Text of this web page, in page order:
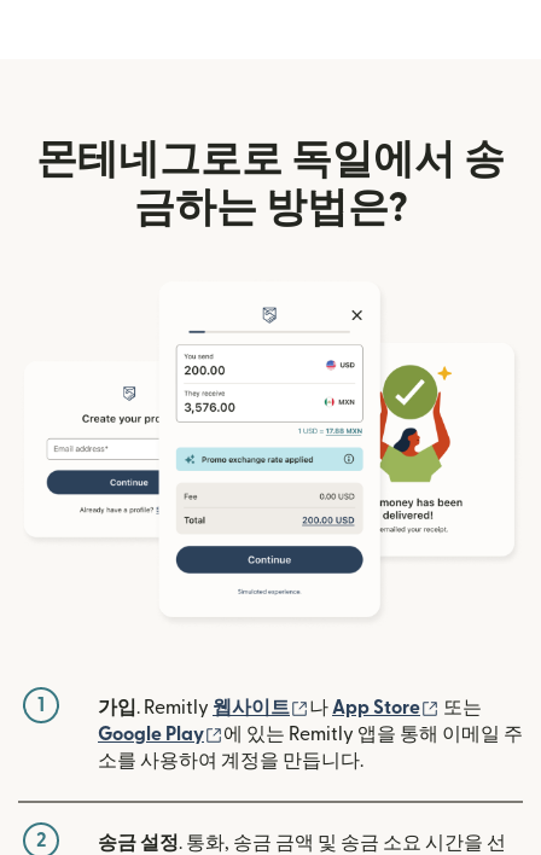
몬테네그로로 독일에서 송
금하는 방법은?
1 가입. Remitly 웹사이트 (새 창에서 열림)
나App Store (새 창에서
또는
Google Play
(새 창에서 열림)
에 있는 Remitly 앱을 통해 이메일 주
소를 사용하여 계정을 만듭니다.
2 송금 설정. 통화, 송금 금액 및 송금 소요 시간을 선